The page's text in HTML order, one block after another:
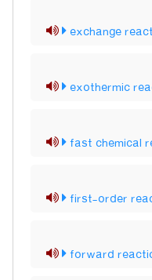
exchange
exothermic
fast chemical
first-order
forward